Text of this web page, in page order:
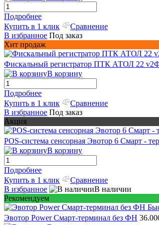
Подробнее
Купить в 1 клик
Сравнение
В избранное Под заказ
Хит продаж
Фискальный регистратор ПТК АТОЛ 22 v2Ф
В корзину
Подробнее
Купить в 1 клик
Сравнение
В избранное Под заказ
Акция
POS-система сенсорная Эвотор 6 Смарт -
В корзину
Подробнее
Купить в 1 клик
Сравнение
В избранное
В наличии
Рекомендуем
Эвотор Power Смарт-терминал без ФН